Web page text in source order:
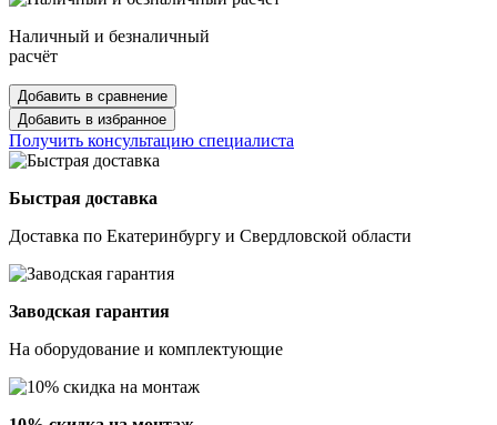
Наличный и безналичный
расчёт
Добавить в сравнение
Добавить в избранное
Получить консультацию специалиста
Быстрая доставка
Доставка по Екатеринбургу и Свердловской области
Заводская гарантия
На оборудование и комплектующие